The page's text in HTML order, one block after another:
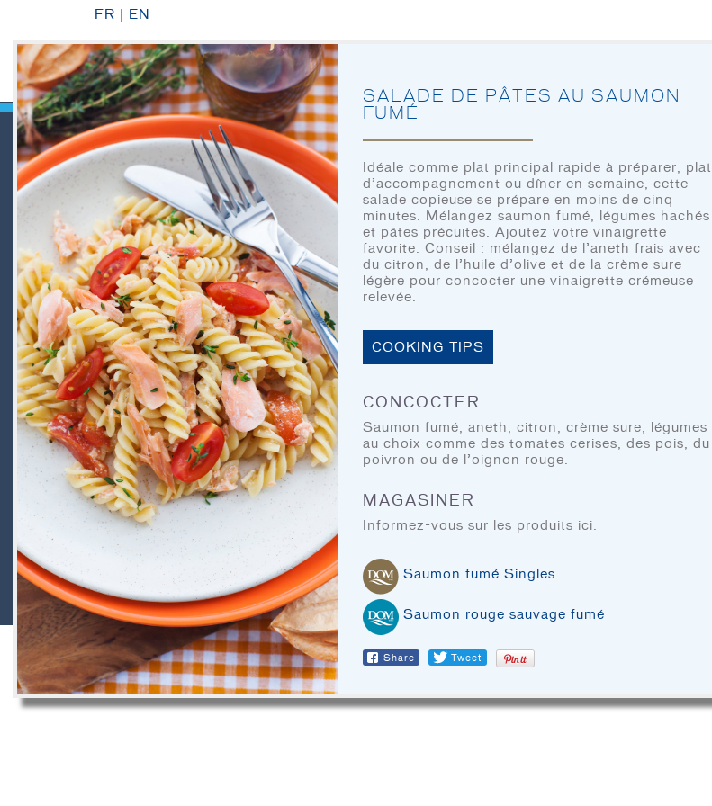
FR EN
ACCUEIL
À TABLE
NOTRE HISTOIRE
SALADE DE PÂTES AU SAUMON
FUMÉ
Idéale comme plat principal rapide à préparer, plat
d’accompagnement ou dîner en semaine, cette
salade copieuse se prépare en moins de cinq
minutes. Mélangez saumon fumé, légumes hachés
et pâtes précuites. Ajoutez votre vinaigrette
favorite. Conseil : mélangez de l’aneth frais avec
du citron, de l’huile d’olive et de la crème sure
légère pour concocter une vinaigrette crémeuse
relevée.
COOKING TIPS
CONCOCTER
Saumon fumé, aneth, citron, crème sure, légumes
au choix comme des tomates cerises, des pois, du
poivron ou de l’oignon rouge.
MAGASINER
Informez-vous sur les produits ici.
Saumon fumé Singles
Saumon rouge sauvage fumé
Share Tweet
QUICK LINKS
ACCUEIL
À TABLE
NOTRE HISTOIRE
NOS PRODUITS
CONTACT
AVIS LÉGAUX
RECIPE ARCHIVES
CHEF’S CORNER
TRUCS ET CONSEILS DE
PRÉPARATION
DOM Biologiques